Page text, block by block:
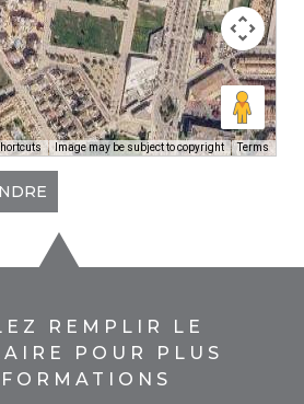
Image may be subject to copyright Terms
REMPLIR LE
POUR PLUS